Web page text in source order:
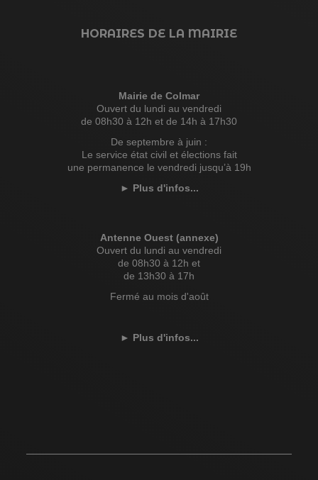
HORAIRES DE LA MAIRIE
Mairie de Colmar
Ouvert du lundi au vendredi
de 08h30 à 12h et de 14h à 17h30
De septembre à juin :
Le service état civil et élections fait
une permanence le vendredi jusqu’à 19h
► Plus d'infos...
Antenne Ouest (annexe)
Ouvert du lundi au vendredi
de 08h30 à 12h et
de 13h30 à 17h
Fermé au mois d'août
► Plus d'infos...